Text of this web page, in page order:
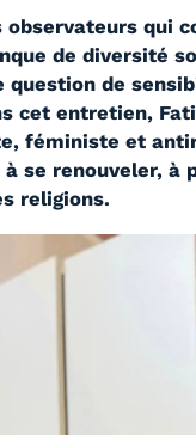
observateurs qui
de diversité
question de
cet entretien,
féministe et
à se renouveler,
religions.